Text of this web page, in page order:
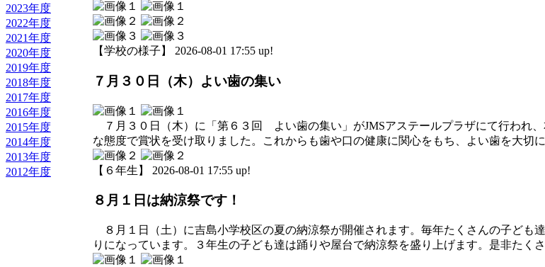
2023年度
2022年度
2021年度
2020年度
2019年度
2018年度
2017年度
2016年度
2015年度
2014年度
2013年度
2012年度
【学校の様子】 2026-08-01 17:55 up!
７月３０日（木）よい歯の集い
７月３０日（木）に「第６３回 よい歯の集い」がJMSアステールプラザにて行われ
な態度で賞状を受け取りました。これからも歯や口の健康に関心をもち、よい歯を大切
【６年生】 2026-08-01 17:55 up!
８月１日は納涼祭です！
８月１日（土）に吉島小学校区の夏の納涼祭が開催されます。毎年たくさんの子ども
りになっています。３年生の子ども達は踊りや屋台で納涼祭を盛り上げます。是非たく